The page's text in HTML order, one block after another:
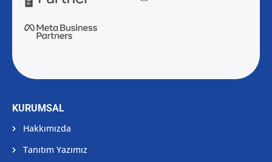
KURUMSAL
Hakkımızda
Tanıtım Yazımız